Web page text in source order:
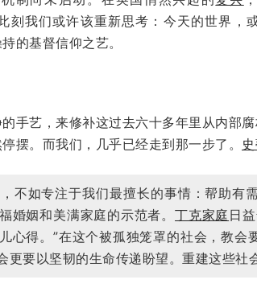
我们或许该重新思考：今天的世界，
的基督信仰之艺。
手艺，来修补这过去六十多年里从内部
摆。而我们，几乎已经走到那一步了。
不如专注于我们最擅长的事情：帮助有
婚姻和美满家庭的示范者。丁克家庭 日
心得。”在这个被孤独笼罩的社会，教会
要以坚韧的生命传递盼望。重建这些社